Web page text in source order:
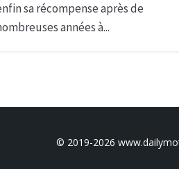
sa récompense après de
années à...
© 2019-2026